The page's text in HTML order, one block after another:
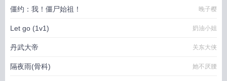
僵约：我！僵尸始祖！ 晚子樱
Let go (1v1) 奶油小姐
丹武大帝 关东大侠
隔夜雨(骨科) 她不厌腰